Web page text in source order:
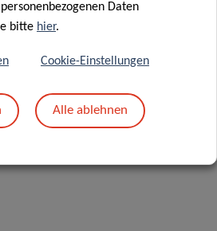
Ihrer Nachricht erklären Sie
Daten
bitte hier.
Cookie-Einstellungen
Alle ablehnen